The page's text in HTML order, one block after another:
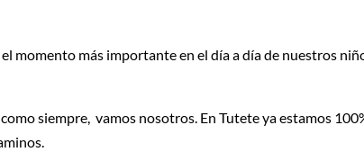
momento más importante en el día a día de nuestros
siempre, vamos nosotros. En Tutete ya estamos